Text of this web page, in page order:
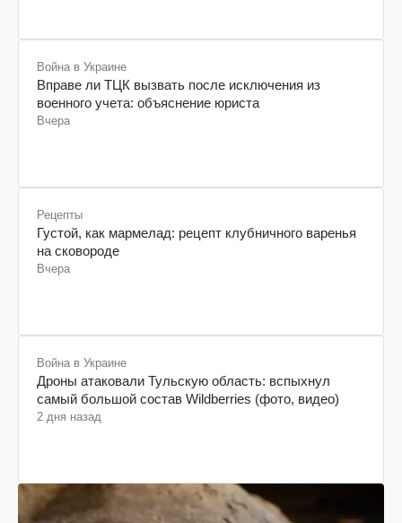
Война в Украине
Вправе ли ТЦК вызвать после исключения из
военного учета: объяснение юриста
Вчера
Рецепты
Густой, как мармелад: рецепт клубничного варенья
на сковороде
Вчера
Война в Украине
Дроны атаковали Тульскую область: вспыхнул
самый большой состав Wildberries (фото, видео)
2 дня назад